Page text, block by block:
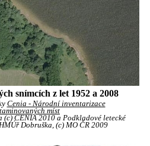
snímcích z let 1952 a 2008
Cenia - Národní inventarizace
míst
CENIA 2010 a Podkladové letecké
Dobruška, (c) MO ČR 2009